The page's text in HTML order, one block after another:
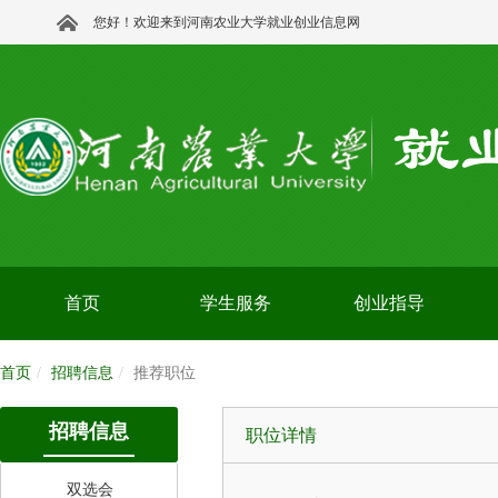
您好！欢迎来到河南农业大学就业创业信息网
首页 学生服务 创业指导
首页 招聘信息 推荐职位
招聘信息
双选会
职位详情